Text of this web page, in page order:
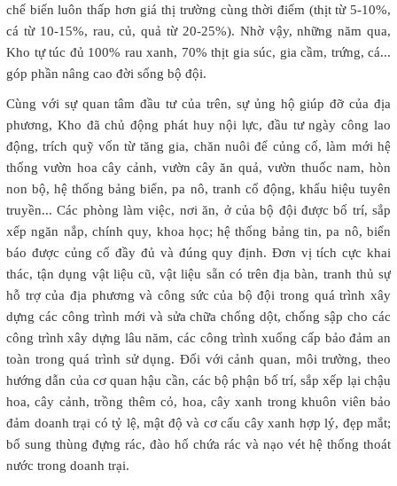
chế biến luôn thấp hơn giá thị trường cùng thời điểm (thịt từ 5-10%,
cá từ 10-15%, rau, củ, quả từ 20-25%). Nhờ vậy, những năm qua,
Kho tự túc đủ 100% rau xanh, 70% thịt gia súc, gia cầm, trứng, cá...
góp phần nâng cao đời sống bộ đội.
Cùng với sự quan tâm đầu tư của trên, sự ủng hộ giúp đỡ của địa
phương, Kho đã chủ động phát huy nội lực, đầu tư ngày công lao
động, trích quỹ vốn từ tăng gia, chăn nuôi để củng cố, làm mới hệ
thống vườn hoa cây cảnh, vườn cây ăn quả, vườn thuốc nam, hòn
non bộ, hệ thống bảng biển, pa nô, tranh cổ động, khẩu hiệu tuyên
truyền... Các phòng làm việc, nơi ăn, ở của bộ đội được bố trí, sắp
xếp ngăn nắp, chính quy, khoa học; hệ thống bảng tin, pa nô, biển
báo được củng cố đầy đủ và đúng quy định. Đơn vị tích cực khai
thác, tận dụng vật liệu cũ, vật liệu sẵn có trên địa bàn, tranh thủ sự
hỗ trợ của địa phương và công sức của bộ đội trong quá trình xây
dựng các công trình mới và sửa chữa chống dột, chống sập cho các
công trình xây dựng lâu năm, các công trình xuống cấp bảo đảm an
toàn trong quá trình sử dụng. Đối với cảnh quan, môi trường, theo
hướng dẫn của cơ quan hậu cần, các bộ phận bố trí, sắp xếp lại chậu
hoa, cây cảnh, trồng thêm cỏ, hoa, cây xanh trong khuôn viên bảo
đảm doanh trại có tỷ lệ, mật độ và cơ cấu cây xanh hợp lý, đẹp mắt;
bổ sung thùng đựng rác, đào hố chứa rác và nạo vét hệ thống thoát
nước trong doanh trại.